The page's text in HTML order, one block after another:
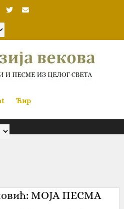
« Ћир
МОЈА ПЕСМА